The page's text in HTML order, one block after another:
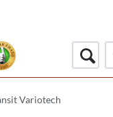
Variotech